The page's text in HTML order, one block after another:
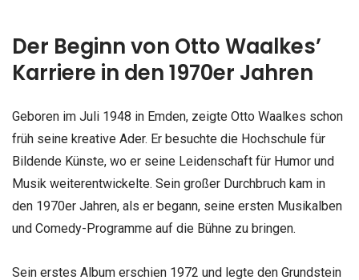
Der Beginn von Otto Waalkes’
Karriere in den 1970er Jahren
Geboren im Juli 1948 in Emden, zeigte Otto Waalkes schon
früh seine kreative Ader. Er besuchte die Hochschule für
Bildende Künste, wo er seine Leidenschaft für Humor und
Musik weiterentwickelte. Sein großer Durchbruch kam in
den 1970er Jahren, als er begann, seine ersten Musikalben
und Comedy-Programme auf die Bühne zu bringen.
Sein erstes Album erschien 1972 und legte den Grundstein